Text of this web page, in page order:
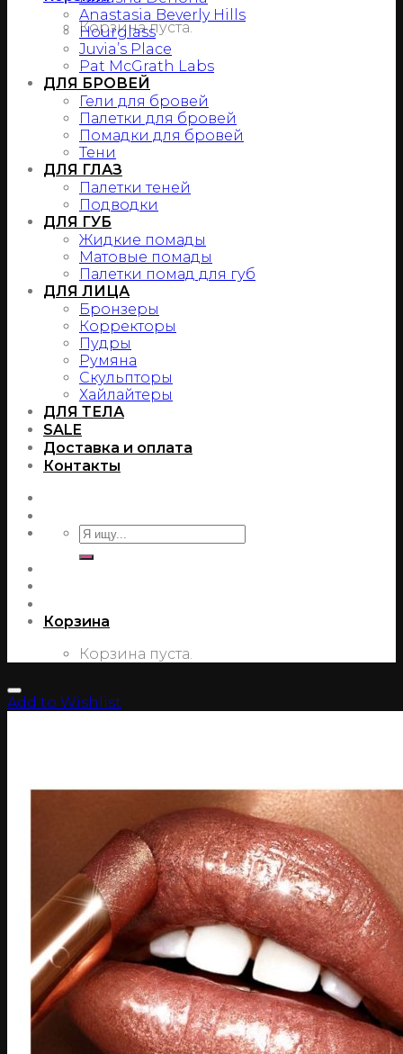
Корзина пуста.
Anastasia Beverly Hills
Hourglass
Juvia’s Place
Pat McGrath Labs
ДЛЯ БРОВЕЙ
Гели для бровей
Палетки для бровей
Помадки для бровей
Тени
ДЛЯ ГЛАЗ
Палетки теней
Подводки
ДЛЯ ГУБ
Жидкие помады
Матовые помады
Палетки помад для губ
ДЛЯ ЛИЦА
Бронзеры
Корректоры
Пудры
Румяна
Скульпторы
Хайлайтеры
ДЛЯ ТЕЛА
SALE
Доставка и оплата
Контакты
Корзина
Корзина пуста.
Add to Wishlist